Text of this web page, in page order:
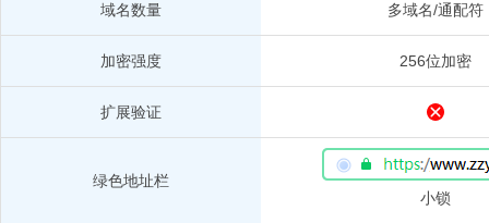
域名数量 多域名/通配符
加密强度 256位加密
扩展验证
绿色地址栏
小锁